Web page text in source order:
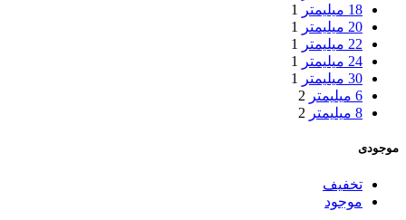
18 میلیمتر
1
20 میلیمتر
1
22 میلیمتر
1
24 میلیمتر
1
30 میلیمتر
1
6 میلیمتر
2
8 میلیمتر
2
موجودی
تخفیف
موجود